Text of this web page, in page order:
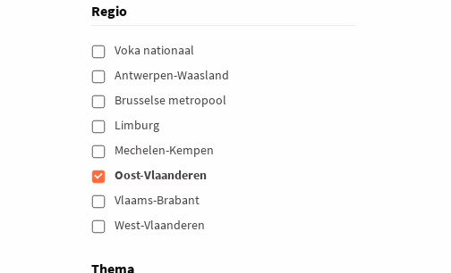
Regio
Voka nationaal
Antwerpen-Waasland
Brusselse metropool
Limburg
Mechelen-Kempen
Oost-Vlaanderen
Vlaams-Brabant
West-Vlaanderen
Thema